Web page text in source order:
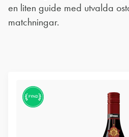
en liten guide med utvalda
matchningar.
FYND